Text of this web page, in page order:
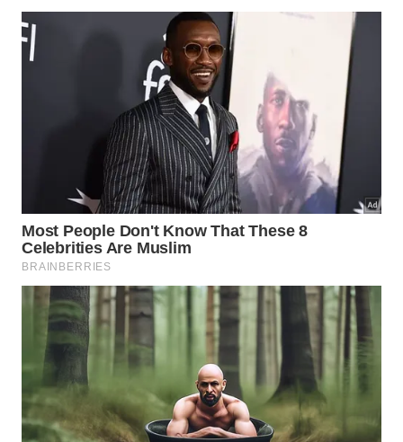
O suco de tomate e soja usado no estudo foi
desenvolvido anos atrás por pesquisadores da
Universidade Estadual de Ohio, após estudos
anteriores sugerirem que dietas ricas em produtos
de tomate ou soja estavam associadas a um menor
risco de câncer de próstata. O suco foi feito com
tomates especialmente cultivados para conterem
níveis elevados de licopeno e foi enriquecido com
extrato de isoflavona de soja.